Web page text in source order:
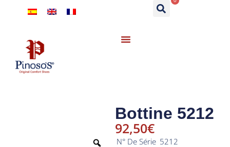
Bottine 5212
92,50€
N° De Série 5212